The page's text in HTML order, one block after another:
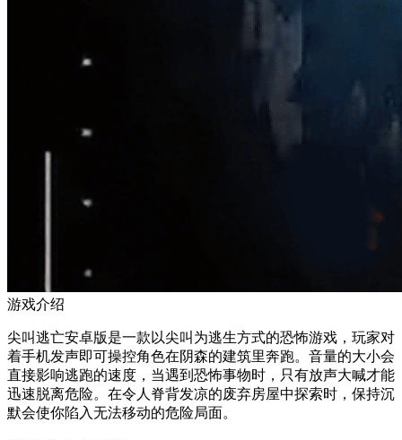
游戏介绍
尖叫逃亡安卓版是一款以尖叫为逃生方式的恐怖游戏，玩家对
着手机发声即可操控角色在阴森的建筑里奔跑。音量的大小会
直接影响逃跑的速度，当遇到恐怖事物时，只有放声大喊才能
迅速脱离危险。在令人脊背发凉的废弃房屋中探索时，保持沉
默会使你陷入无法移动的危险局面。